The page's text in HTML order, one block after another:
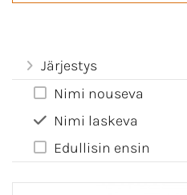
Järjestys
Nimi nouseva
Nimi laskeva
Edullisin ensin